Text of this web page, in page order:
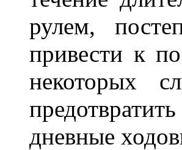
рулем,
привести к
некоторых
дневные